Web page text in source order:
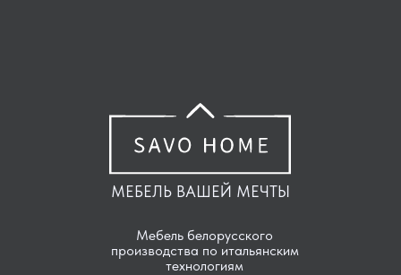
Мебель белорусского
производства по итальянским
технологиям
МЕБЕЛЬ ВАШЕЙ МЕЧТЫ